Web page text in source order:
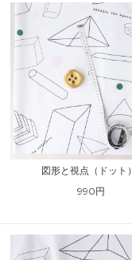
図形と視点（ドット）
990円